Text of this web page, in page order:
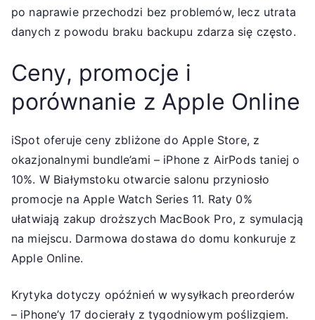
po naprawie przechodzi bez problemów, lecz utrata
danych z powodu braku backupu zdarza się często.
Ceny, promocje i
porównanie z Apple Online
iSpot oferuje ceny zbliżone do Apple Store, z
okazjonalnymi bundle’ami – iPhone z AirPods taniej o
10%. W Białymstoku otwarcie salonu przyniosło
promocje na Apple Watch Series 11. Raty 0%
ułatwiają zakup droższych MacBook Pro, z symulacją
na miejscu. Darmowa dostawa do domu konkuruje z
Apple Online.
Krytyka dotyczy opóźnień w wysyłkach preorderów
– iPhone’y 17 docierały z tygodniowym poślizgiem.